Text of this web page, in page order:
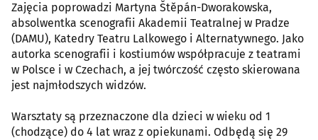
Zajęcia poprowadzi Martyna Štěpán-Dworakowska,
absolwentka scenografii Akademii Teatralnej w Pradze
(DAMU), Katedry Teatru Lalkowego i Alternatywnego. Jako
autorka scenografii i kostiumów współpracuje z teatrami
w Polsce i w Czechach, a jej twórczość często skierowana
jest najmłodszych widzów.
Warsztaty są przeznaczone dla dzieci w wieku od 1
(chodzące) do 4 lat wraz z opiekunami. Odbędą się 29